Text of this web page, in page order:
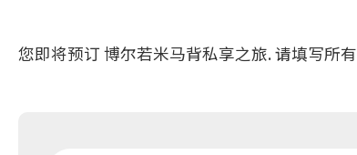
您即将预订 博尔若米马背私享之旅. 请填写所